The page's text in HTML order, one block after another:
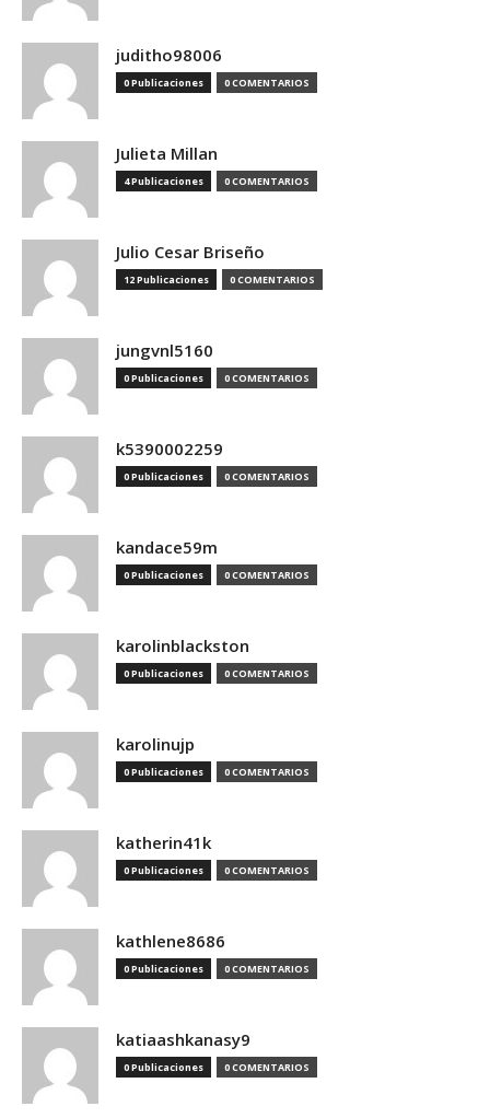
juditho98006
0 Publicaciones 0 COMENTARIOS
Julieta Millan
4 Publicaciones 0 COMENTARIOS
Julio Cesar Briseño
12 Publicaciones 0 COMENTARIOS
jungvnl5160
0 Publicaciones 0 COMENTARIOS
k5390002259
0 Publicaciones 0 COMENTARIOS
kandace59m
0 Publicaciones 0 COMENTARIOS
karolinblackston
0 Publicaciones 0 COMENTARIOS
karolinujp
0 Publicaciones 0 COMENTARIOS
katherin41k
0 Publicaciones 0 COMENTARIOS
kathlene8686
0 Publicaciones 0 COMENTARIOS
katiaashkanasy9
0 Publicaciones 0 COMENTARIOS